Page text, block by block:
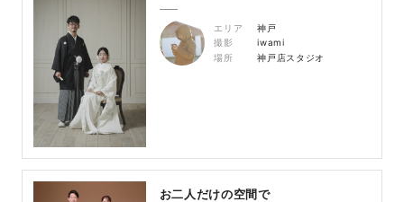
エリア
神戸
撮影
iwami
場所
神戸店スタジオ
お二人だけの空間で